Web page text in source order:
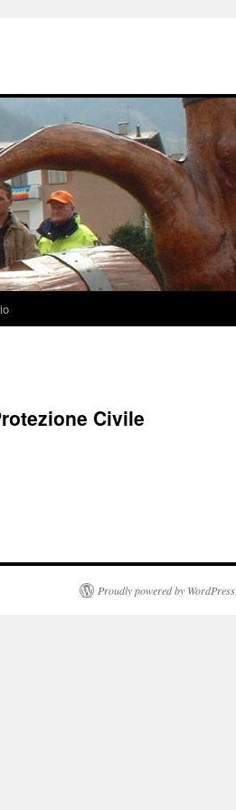
Civile
Proudly powered by WordPress.